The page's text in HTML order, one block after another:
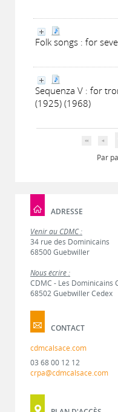
Folk songs : for
Sequenza V : for
(1925) (1968)
Par
ADRESSE
Venir au CDMC :
34 rue des Dominicains
68500 Guebwiller
Nous écrire :
CDMC - Les Dominicains
68502 Guebwiller Cedex
CONTACT
cdmcalsace.com
03 68 00 12 12
crpa@cdmcalsace.com